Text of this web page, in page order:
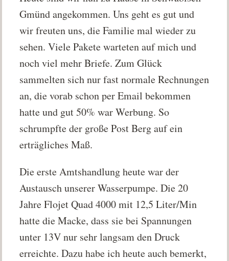
Gmünd angekommen. Uns geht es gut und
wir freuten uns, die Familie mal wieder zu
sehen. Viele Pakete warteten auf mich und
noch viel mehr Briefe. Zum Glück
sammelten sich nur fast normale Rechnungen
an, die vorab schon per Email bekommen
hatte und gut 50% war Werbung. So
schrumpfte der große Post Berg auf ein
erträgliches Maß.
Die erste Amtshandlung heute war der
Austausch unserer Wasserpumpe. Die 20
Jahre Flojet Quad 4000 mit 12,5 Liter/Min
hatte die Macke, dass sie bei Spannungen
unter 13V nur sehr langsam den Druck
erreichte. Dazu habe ich heute auch bemerkt,